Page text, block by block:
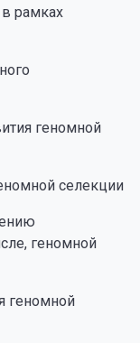
рамках
геномной
селекции
геномной